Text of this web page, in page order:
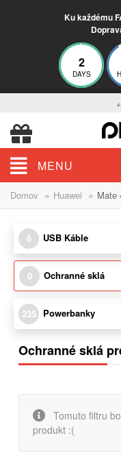
Ku každému
2
DAYS
MENU
Domov » Huawei » Mate
6 USB Káble
0 Ochranné sklá
235 Powerbanky
Ochranné sklá
Tomuto filtru
produkt :(